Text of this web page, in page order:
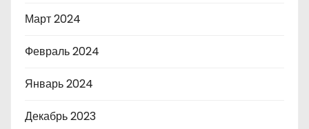
Март 2024
Февраль 2024
Январь 2024
Декабрь 2023